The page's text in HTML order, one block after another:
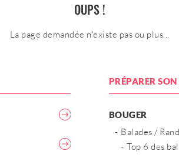
OUPS !
La page demandée n'existe pas ou plus...
PRÉPARER SON
BOUGER
Balades /
Top 6 des